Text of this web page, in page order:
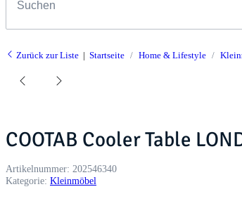
Zurück zur Liste Startseite Home & Lifestyle
COOTAB Cooler Table
Artikelnummer: 202546340
Kategorie: Kleinmöbel